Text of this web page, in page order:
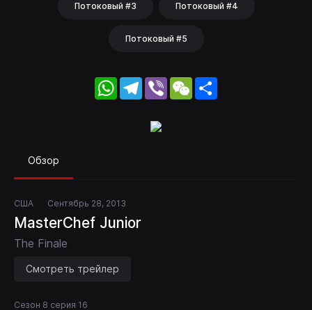
Потоковый #3 Потоковый #4
Потоковый #5
WhatsApp
Telegram
Viber WeChat
Обзор
США Сентябрь 28, 2013
MasterChef Junior
The Finale
Смотреть трейлер
Сезон 8 серия 16